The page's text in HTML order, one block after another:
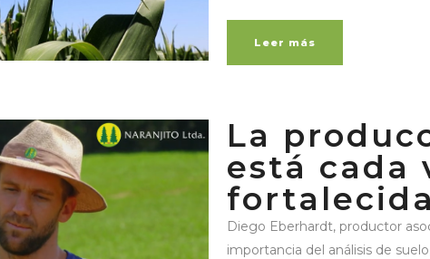
Leer más
La
está cada
Diego Eberhardt, productor
importancia del análisis de